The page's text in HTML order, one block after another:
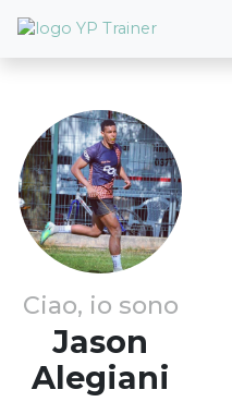
Ciao, io sono
Jason
Alegiani